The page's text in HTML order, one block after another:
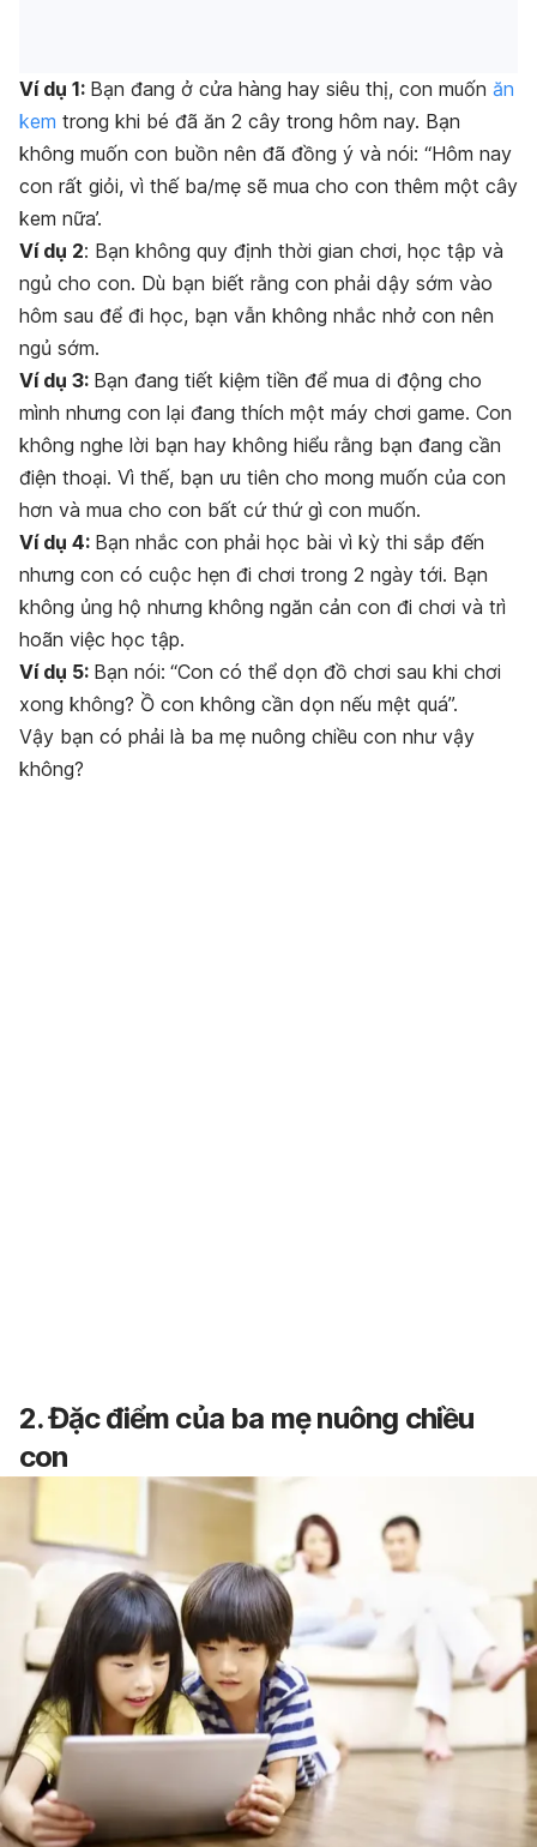
Ví dụ 1: Bạn đang ở cửa hàng hay siêu thị, con muốn ăn
kem trong khi bé đã ăn 2 cây trong hôm nay. Bạn
không muốn con buồn nên đã đồng ý và nói: “Hôm nay
con rất giỏi, vì thế ba/mẹ sẽ mua cho con thêm một cây
kem nữa’.
Ví dụ 2: Bạn không quy định thời gian chơi, học tập và
ngủ cho con. Dù bạn biết rằng con phải dậy sớm vào
hôm sau để đi học, bạn vẫn không nhắc nhở con nên
ngủ sớm.
Ví dụ 3: Bạn đang tiết kiệm tiền để mua di động cho
mình nhưng con lại đang thích một máy chơi game. Con
không nghe lời bạn hay không hiểu rằng bạn đang cần
điện thoại. Vì thế, bạn ưu tiên cho mong muốn của con
hơn và mua cho con bất cứ thứ gì con muốn.
Ví dụ 4: Bạn nhắc con phải học bài vì kỳ thi sắp đến
nhưng con có cuộc hẹn đi chơi trong 2 ngày tới. Bạn
không ủng hộ nhưng không ngăn cản con đi chơi và trì
hoãn việc học tập.
Ví dụ 5: Bạn nói: “Con có thể dọn đồ chơi sau khi chơi
xong không? Ồ con không cần dọn nếu mệt quá”.
Vậy bạn có phải là ba mẹ nuông chiều con như vậy
không?
2. Đặc điểm của ba mẹ nuông chiều
con